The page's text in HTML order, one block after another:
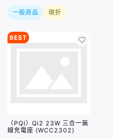
一般商品 現折
BEST
〈PQI〉Qi2 23W 三合一無
線充電座 (WCC2302)